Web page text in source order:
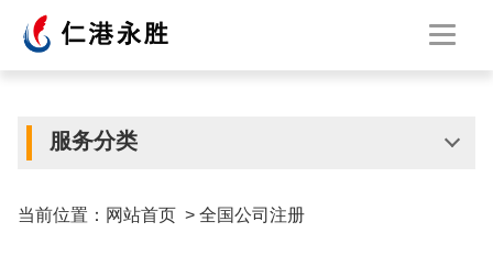
服务分类
当前位置： 网站首页 > 全国公司注册